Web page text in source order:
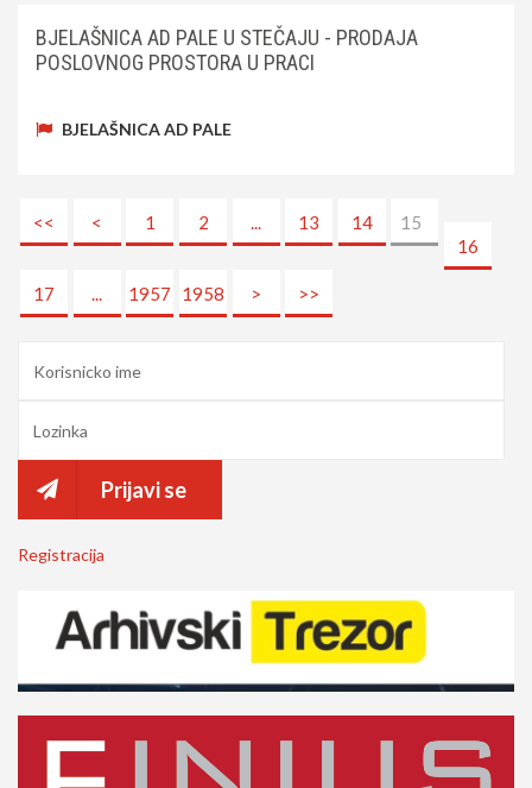
BJELAŠNICA AD PALE U STEČAJU - PRODAJA
POSLOVNOG PROSTORA U PRACI
BJELAŠNICA AD PALE
<< < 1 2 ... 13 14
15
16
17 ... 1957 1958 > >>
Prijavi se
Registracija